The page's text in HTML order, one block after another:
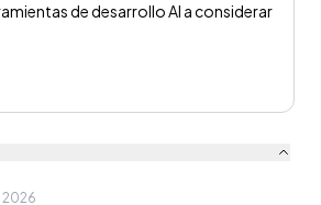
de desarrollo AI a considerar
2026